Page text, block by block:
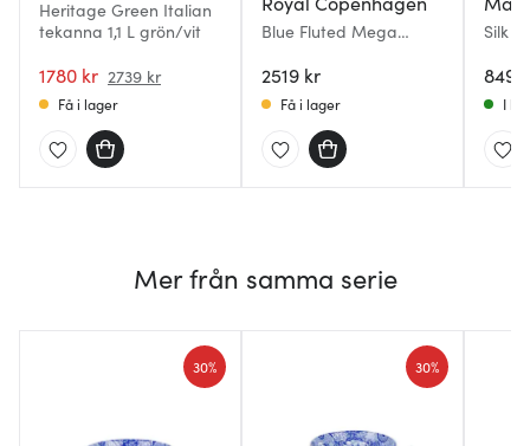
Heritage Green Italian
tekanna 1,1 L grön/vit
1780 kr 2739 kr
Få i lager
Blue Fluted Mega
2519 kr
Få i lager
Silk
849
I
Mer från samma serie
30% 30%